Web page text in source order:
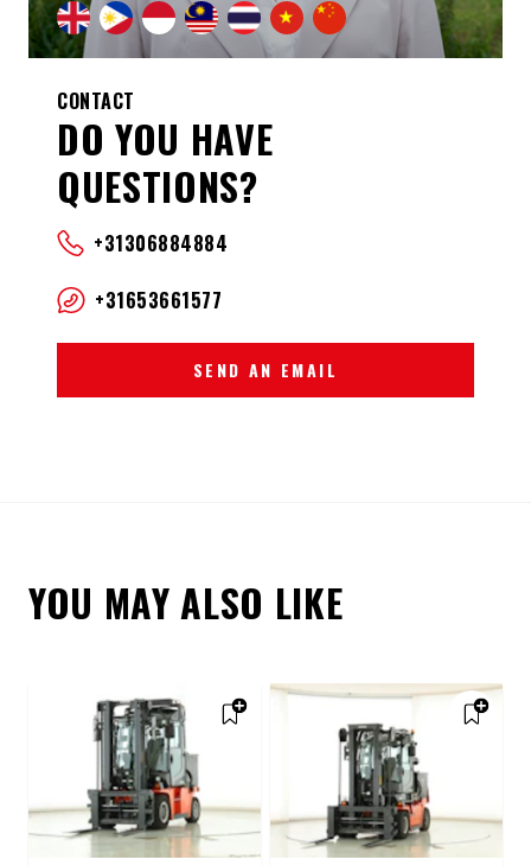
CONTACT
DO YOU HAVE
QUESTIONS?
+31306884884
+31653661577
SEND AN EMAIL
YOU MAY ALSO LIKE